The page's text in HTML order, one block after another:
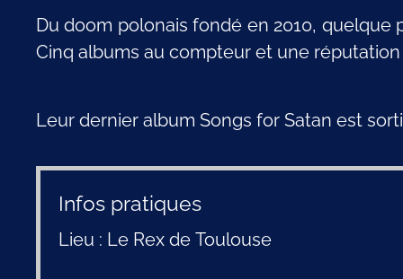
Du doom polonais fondé en 2010,
Cinq albums au compteur et une
Leur dernier album Songs for Satan est
Infos pratiques
Lieu : Le Rex de Toulouse